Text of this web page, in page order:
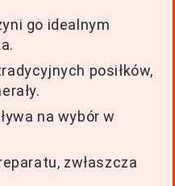
go idealnym
posiłków,
na wybór w
zwłaszcza